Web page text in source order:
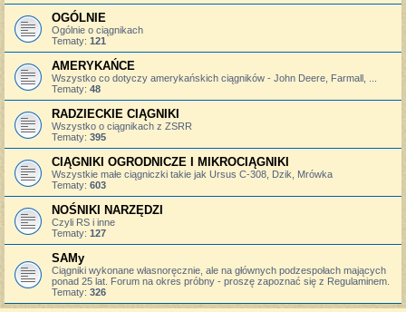
OGÓLNIE
Ogólnie o ciągnikach
Tematy: 121
AMERYKAŃCE
Wszystko co dotyczy amerykańskich ciągników - John Deere, Farmall, ...
Tematy: 48
RADZIECKIE CIĄGNIKI
Wszystko o ciągnikach z ZSRR
Tematy: 395
CIĄGNIKI OGRODNICZE I MIKROCIĄGNIKI
Wszystkie małe ciągniczki takie jak Ursus C-308, Dzik, Mrówka
Tematy: 603
NOŚNIKI NARZĘDZI
Czyli RS i inne
Tematy: 127
SAMy
Ciągniki wykonane własnoręcznie, ale na głównych podzespołach mających
ponad 25 lat. Forum na okres próbny - proszę zapoznać się z Regulaminem.
Tematy: 326